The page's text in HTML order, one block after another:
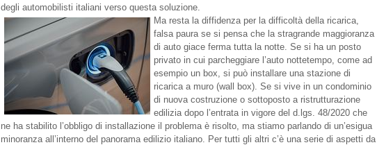
degli automobilisti italiani verso questa soluzione.
Ma resta la diffidenza per la difficoltà della ricarica,
falsa paura se si pensa che la stragrande maggioranza
di auto giace ferma tutta la notte. Se si ha un posto
privato in cui parcheggiare l’auto nottetempo, come ad
esempio un box, si può installare una stazione di
ricarica a muro (wall box). Se si vive in un condominio
di nuova costruzione o sottoposto a ristrutturazione
edilizia dopo l’entrata in vigore del d.lgs. 48/2020 che
ne ha stabilito l’obbligo di installazione il problema è risolto, ma stiamo parlando di un’esigua
minoranza all’interno del panorama edilizio italiano. Per tutti gli altri c’è una serie di aspetti da